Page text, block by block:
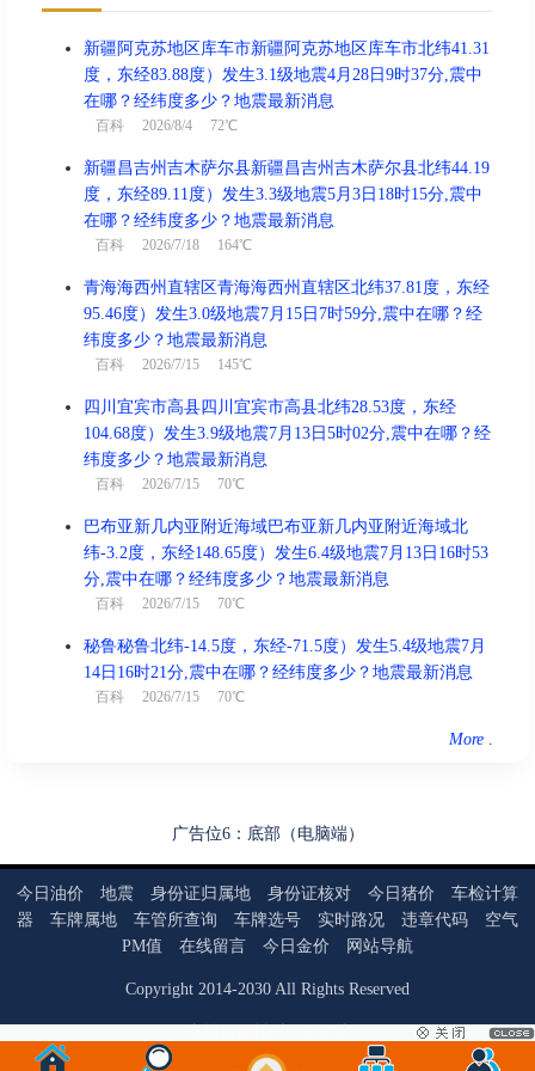
新疆阿克苏地区库车市新疆阿克苏地区库车市北纬41.31
度，东经83.88度）发生3.1级地震4月28日9时37分,震中
在哪？经纬度多少？地震最新消息
百科 2026/8/4 72℃
新疆昌吉州吉木萨尔县新疆昌吉州吉木萨尔县北纬44.19
度，东经89.11度）发生3.3级地震5月3日18时15分,震中
在哪？经纬度多少？地震最新消息
百科 2026/7/18 164℃
青海海西州直辖区青海海西州直辖区北纬37.81度，东经
95.46度）发生3.0级地震7月15日7时59分,震中在哪？经
纬度多少？地震最新消息
百科 2026/7/15 145℃
四川宜宾市高县四川宜宾市高县北纬28.53度，东经
104.68度）发生3.9级地震7月13日5时02分,震中在哪？经
纬度多少？地震最新消息
百科 2026/7/15 70℃
巴布亚新几内亚附近海域巴布亚新几内亚附近海域北
纬-3.2度，东经148.65度）发生6.4级地震7月13日16时53
分,震中在哪？经纬度多少？地震最新消息
百科 2026/7/15 70℃
秘鲁秘鲁北纬-14.5度，东经-71.5度）发生5.4级地震7月
14日16时21分,震中在哪？经纬度多少？地震最新消息
百科 2026/7/15 70℃
More .
广告位6：底部（电脑端）
今日油价 地震 身份证归属地 身份证核对 今日猪价
车检计算
器
车牌属地 车管所查询 车牌选号 实时路况 违章代码
空气
PM值
在线留言 今日金价 网站导航
Copyright 2014-2030 All Rights Reserved